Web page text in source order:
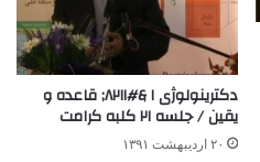
دکترینولوژی ۱ &#۸۲۱۱; قاعده و
یقین / جلسه ۲۱ کلبه کرامت
۲۰ اردیبهشت ۱۳۹۱